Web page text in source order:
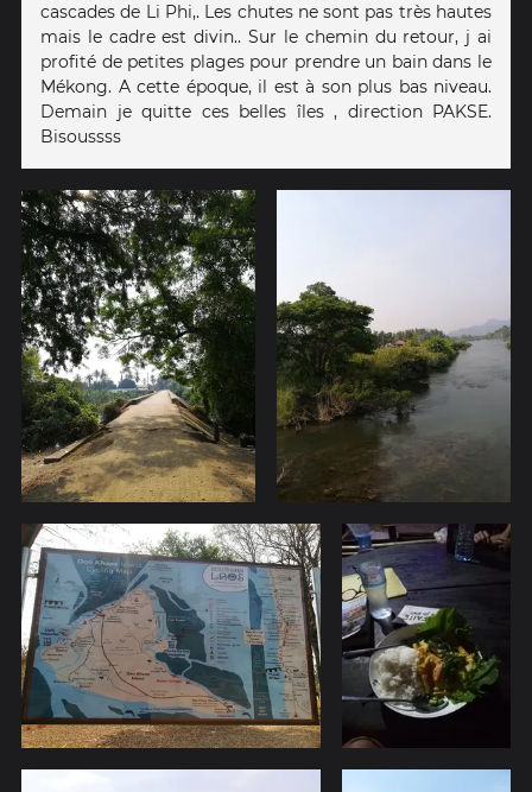
cascades de Li Phi,. Les chutes ne sont pas très hautes
mais le cadre est divin.. Sur le chemin du retour, j ai
profité de petites plages pour prendre un bain dans le
Mékong. A cette époque, il est à son plus bas niveau.
Demain je quitte ces belles îles , direction PAKSE.
Bisoussss